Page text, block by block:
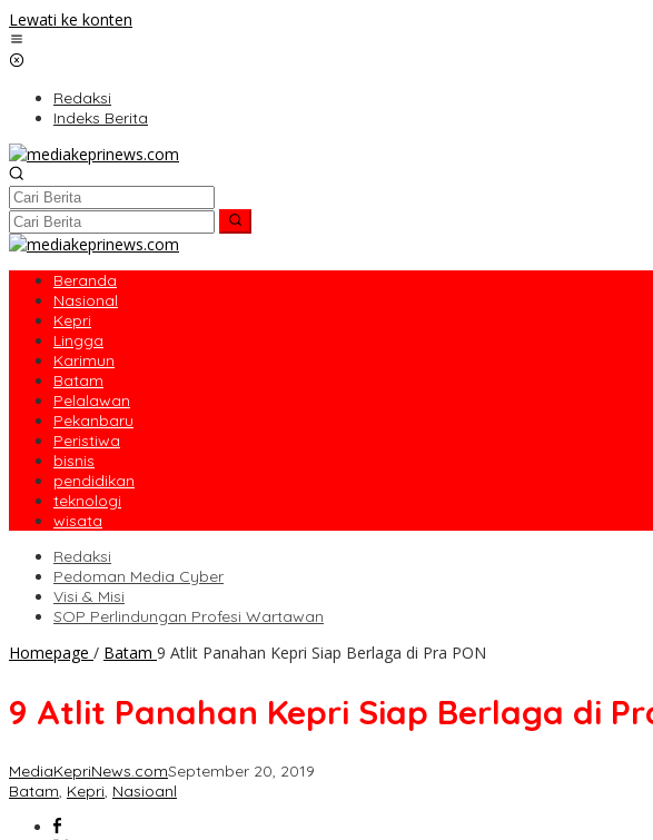
Lewati ke konten
Redaksi
Indeks Berita
Beranda
Nasional
Kepri
Lingga
Karimun
Batam
Pelalawan
Pekanbaru
Peristiwa
bisnis
pendidikan
teknologi
wisata
Redaksi
Pedoman Media Cyber
Visi & Misi
SOP Perlindungan Profesi Wartawan
Homepage / Batam 9 Atlit Panahan Kepri Siap Berlaga di Pra PON
9 Atlit Panahan Kepri Siap Berlaga di
MediaKepriNews.comSeptember 20, 2019
Batam, Kepri, Nasioanl